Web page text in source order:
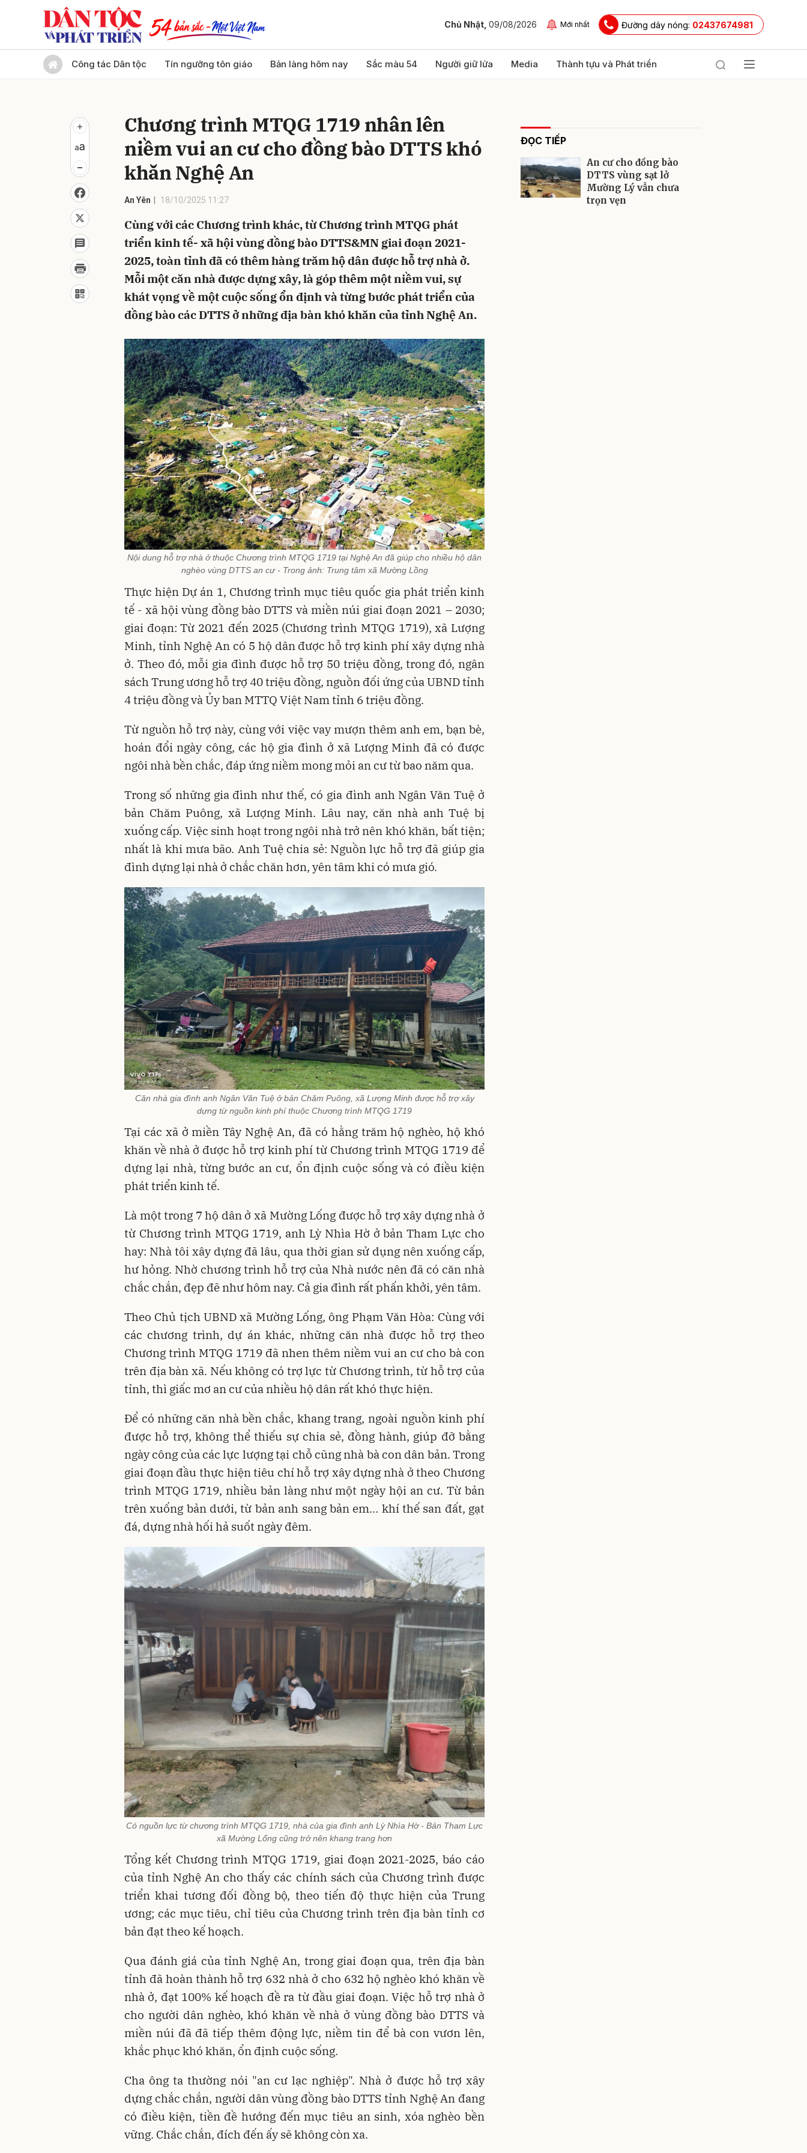
Chủ Nhật, 09/08/2026 Mới nhất Đường dây nóng: 02437674981
Công tác Dân tộc Tín ngưỡng tôn giáo Bản làng hôm nay Sắc màu 54 Người giữ lửa Media Thành tựu và Phát triển
Chương trình MTQG 1719 nhân lên
niềm vui an cư cho đồng bào DTTS khó
khăn Nghệ An
An Yên 18/10/2025 11:27
Cùng với các Chương trình khác, từ Chương trình MTQG phát
triển kinh tế- xã hội vùng đồng bào DTTS&MN giai đoạn 2021-
2025, toàn tỉnh đã có thêm hàng trăm hộ dân được hỗ trợ nhà ở.
Mỗi một căn nhà được dựng xây, là góp thêm một niềm vui, sự
khát vọng về một cuộc sống ổn định và từng bước phát triển của
đồng bào các DTTS ở những địa bàn khó khăn của tỉnh Nghệ An.
Nội dung hỗ trợ nhà ở thuộc Chương trình MTQG 1719 tại Nghệ An đã giúp cho nhiều hộ dân
nghèo vùng DTTS an cư - Trong ảnh: Trung tâm xã Mường Lồng
Thực hiện Dự án 1, Chương trình mục tiêu quốc gia phát triển kinh
tế - xã hội vùng đồng bào DTTS và miền núi giai đoạn 2021 – 2030;
giai đoạn: Từ 2021 đến 2025 (Chương trình MTQG 1719), xã Lượng
Minh, tỉnh Nghệ An có 5 hộ dân được hỗ trợ kinh phí xây dựng nhà
ở. Theo đó, mỗi gia đình được hỗ trợ 50 triệu đồng, trong đó, ngân
sách Trung ương hỗ trợ 40 triệu đồng, nguồn đối ứng của UBND tỉnh
4 triệu đồng và Ủy ban MTTQ Việt Nam tỉnh 6 triệu đồng.
Từ nguồn hỗ trợ này, cùng với việc vay mượn thêm anh em, bạn bè,
hoán đổi ngày công, các hộ gia đình ở xã Lượng Minh đã có được
ngôi nhà bền chắc, đáp ứng niềm mong mỏi an cư từ bao năm qua.
Trong số những gia đình như thế, có gia đình anh Ngân Văn Tuệ ở
bản Chăm Puông, xã Lượng Minh. Lâu nay, căn nhà anh Tuệ bị
xuống cấp. Việc sinh hoạt trong ngôi nhà trở nên khó khăn, bất tiện;
nhất là khi mưa bão. Anh Tuệ chia sẻ: Nguồn lực hỗ trợ đã giúp gia
đình dựng lại nhà ở chắc chăn hơn, yên tâm khi có mưa gió.
Căn nhà gia đình anh Ngân Văn Tuệ ở bản Chăm Puông, xã Lượng Minh được hỗ trợ xây
dựng từ nguồn kinh phí thuộc Chương trình MTQG 1719
Tại các xã ở miền Tây Nghệ An, đã có hằng trăm hộ nghèo, hộ khó
khăn về nhà ở được hỗ trợ kinh phí từ Chương trình MTQG 1719 để
dựng lại nhà, từng bước an cư, ổn định cuộc sống và có điều kiện
phát triển kinh tế.
Là một trong 7 hộ dân ở xã Mường Lống được hỗ trợ xây dựng nhà ở
từ Chương trình MTQG 1719, anh Lỳ Nhìa Hờ ở bản Tham Lực cho
hay: Nhà tôi xây dựng đã lâu, qua thời gian sử dụng nên xuống cấp,
hư hỏng. Nhờ chương trình hỗ trợ của Nhà nước nên đã có căn nhà
chắc chắn, đẹp đẽ như hôm nay. Cả gia đình rất phấn khởi, yên tâm.
Theo Chủ tịch UBND xã Mường Lống, ông Phạm Văn Hòa: Cùng với
các chương trình, dự án khác, những căn nhà được hỗ trợ theo
Chương trình MTQG 1719 đã nhen thêm niềm vui an cư cho bà con
trên địa bàn xã. Nếu không có trợ lực từ Chương trình, từ hỗ trợ của
tỉnh, thì giấc mơ an cư của nhiều hộ dân rất khó thực hiện.
Để có những căn nhà bền chắc, khang trang, ngoài nguồn kinh phí
được hỗ trợ, không thể thiếu sự chia sẻ, đồng hành, giúp đỡ bằng
ngày công của các lực lượng tại chỗ cũng nhà bà con dân bản. Trong
giai đoạn đầu thực hiện tiêu chí hỗ trợ xây dựng nhà ở theo Chương
trình MTQG 1719, nhiều bản làng như một ngày hội an cư. Từ bản
trên xuống bản dưới, từ bản anh sang bản em… khí thế san đất, gạt
đá, dựng nhà hối hả suốt ngày đêm.
Có nguồn lực từ chương trình MTQG 1719, nhà của gia đình anh Lỳ Nhìa Hờ - Bản Tham Lực
xã Mường Lống cũng trở nên khang trang hơn
Tổng kết Chương trình MTQG 1719, giai đoạn 2021-2025, báo cáo
của tỉnh Nghệ An cho thấy các chính sách của Chương trình được
triển khai tương đối đồng bộ, theo tiến độ thực hiện của Trung
ương; các mục tiêu, chỉ tiêu của Chương trình trên địa bàn tỉnh cơ
bản đạt theo kế hoạch.
Qua đánh giá của tỉnh Nghệ An, trong giai đoạn qua, trên địa bàn
tỉnh đã hoàn thành hỗ trợ 632 nhà ở cho 632 hộ nghèo khó khăn về
nhà ở, đạt 100% kế hoạch đề ra từ đầu giai đoạn. Việc hỗ trợ nhà ở
cho người dân nghèo, khó khăn về nhà ở vùng đồng bào DTTS và
miền núi đã đã tiếp thêm động lực, niềm tin để bà con vươn lên,
khắc phục khó khăn, ổn định cuộc sống.
Cha ông ta thường nói "an cư lạc nghiệp". Nhà ở được hỗ trợ xây
dựng chắc chắn, người dân vùng đồng bào DTTS tỉnh Nghệ An đang
có điều kiện, tiền đề hướng đến mục tiêu an sinh, xóa nghèo bền
vững. Chắc chắn, đích đến ấy sẽ không còn xa.
ĐỌC TIẾP
An cư cho đồng bào
DTTS vùng sạt lở
Mường Lý vẫn chưa
trọn vẹn
Gửi bình luận
Gửi